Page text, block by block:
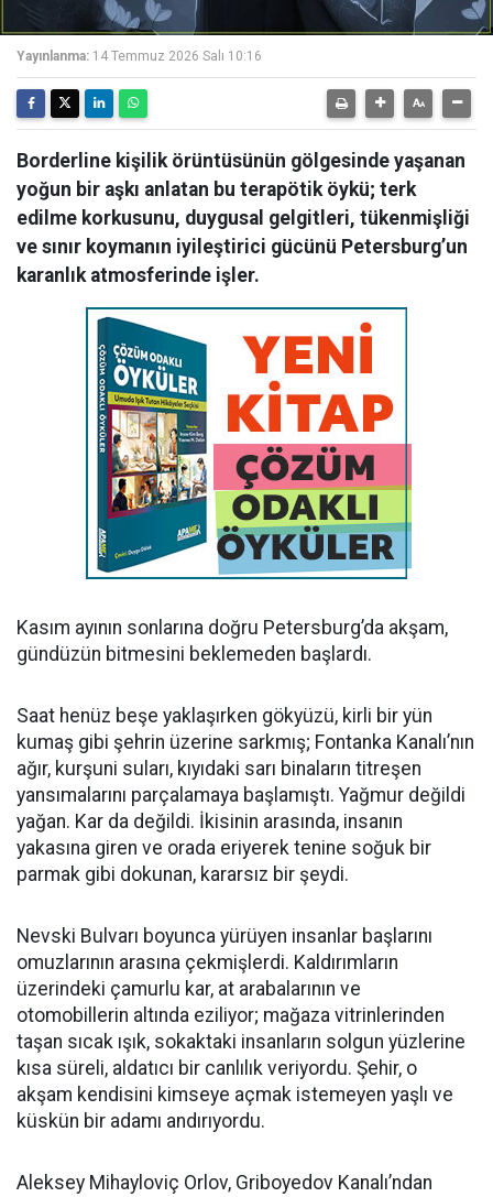
Yayınlanma: 14 Temmuz 2026 Salı 10:16
Borderline kişilik örüntüsünün gölgesinde yaşanan
yoğun bir aşkı anlatan bu terapötik öykü; terk
edilme korkusunu, duygusal gelgitleri, tükenmişliği
ve sınır koymanın iyileştirici gücünü Petersburg’un
karanlık atmosferinde işler.
Kasım ayının sonlarına doğru Petersburg’da akşam,
gündüzün bitmesini beklemeden başlardı.
Saat henüz beşe yaklaşırken gökyüzü, kirli bir yün
kumaş gibi şehrin üzerine sarkmış; Fontanka Kanalı’nın
ağır, kurşuni suları, kıyıdaki sarı binaların titreşen
yansımalarını parçalamaya başlamıştı. Yağmur değildi
yağan. Kar da değildi. İkisinin arasında, insanın
yakasına giren ve orada eriyerek tenine soğuk bir
parmak gibi dokunan, kararsız bir şeydi.
Nevski Bulvarı boyunca yürüyen insanlar başlarını
omuzlarının arasına çekmişlerdi. Kaldırımların
üzerindeki çamurlu kar, at arabalarının ve
otomobillerin altında eziliyor; mağaza vitrinlerinden
taşan sıcak ışık, sokaktaki insanların solgun yüzlerine
kısa süreli, aldatıcı bir canlılık veriyordu. Şehir, o
akşam kendisini kimseye açmak istemeyen yaşlı ve
küskün bir adamı andırıyordu.
Aleksey Mihayloviç Orlov, Griboyedov Kanalı’ndan